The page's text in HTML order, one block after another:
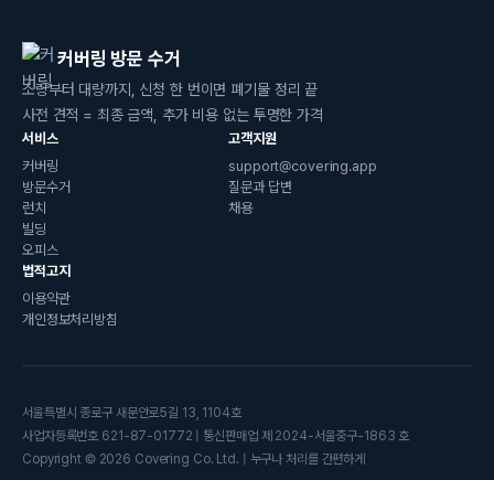
커버링 방문 수거
소량부터 대량까지, 신청 한 번이면 폐기물 정리 끝
사전 견적 = 최종 금액, 추가 비용 없는 투명한 가격
서비스
커버링
방문수거
런치
빌딩
오피스
고객지원
support@covering.app
질문과 답변
채용
법적고지
이용약관
개인정보처리방침
서울특별시 종로구 새문안로5길 13, 1104호
사업자등록번호 621-87-01772 | 통신판매업 제 2024-서울중구-1863 호
Copyright © 2026 Covering Co. Ltd. | 누구나 처리를 간편하게